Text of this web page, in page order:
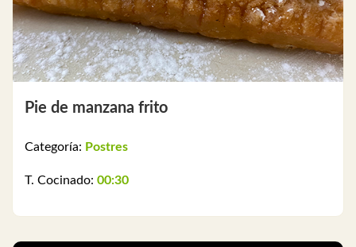
Pie de manzana frito
Categoría: Postres
T. Cocinado: 00:30